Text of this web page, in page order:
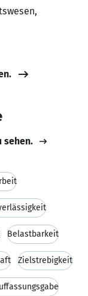
sehen.
Belastbarkeit
Zielstrebigkeit